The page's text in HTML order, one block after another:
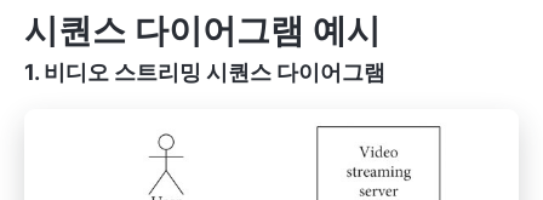
시퀀스 다이어그램 예시
1. 비디오 스트리밍 시퀀스 다이어그램